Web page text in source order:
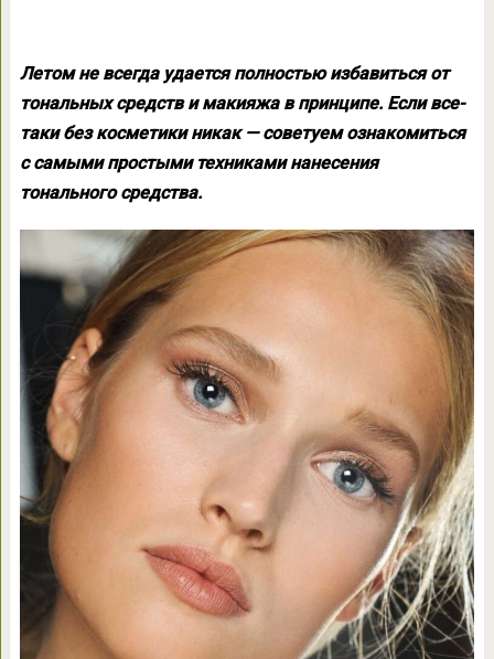
Летом не всегда удается полностью избавиться от
тональных средств и макияжа в принципе. Если все-
таки без косметики никак — советуем ознакомиться
с самыми простыми техниками нанесения
тонального средства.